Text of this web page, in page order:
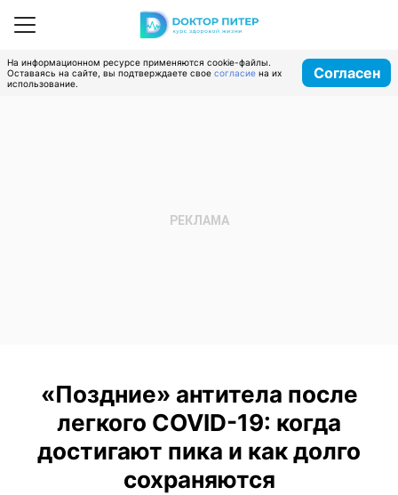
На информационном ресурсе применяются cookie-файлы.
Оставаясь на сайте, вы подтверждаете свое согласие на их
использование.
Согласен
«Поздние» антитела после
легкого COVID-19: когда
достигают пика и как долго
сохраняются